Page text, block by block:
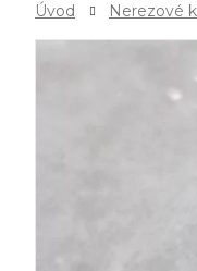
Úvod Nerezové